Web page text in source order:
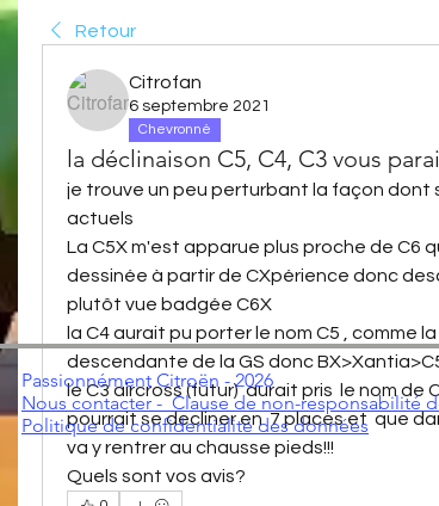
Retour
Citrofan
6 septembre 2021
Chevronné
la déclinaison C5, C4, C3 vous
je trouve un peu perturbant la façon dont
actuels
La C5X m'est apparue plus proche de C6
dessinée à partir de CXpérience donc
plutôt vue badgée C6X
la C4 aurait pu porter le nom C5 , comme
descendante de la GS donc
le C3 aircross (futur)  aurait pris  le nom de
pourrait se decliner en  7 places et  que
va y rentrer au chausse pieds!!!
Quels sont vos avis?
Passionnément Citroën - 2026
Nous contacter -Clause de non-responsabilité
Politique de confidentialité des données